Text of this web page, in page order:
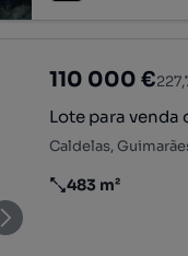
110 000 €
Lote para
Caldelas,
Preço por metro
483 m²